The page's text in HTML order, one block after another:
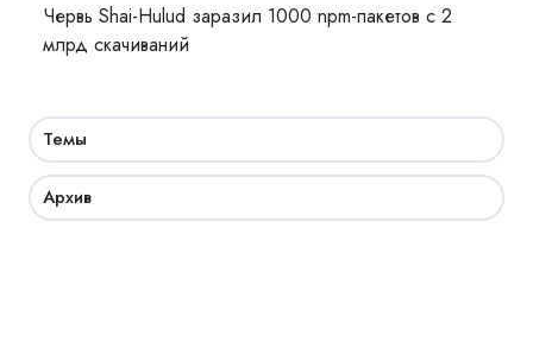
Червь Shai-Hulud заразил 1000 npm-пакетов с 2
млрд скачиваний
Темы
Архив